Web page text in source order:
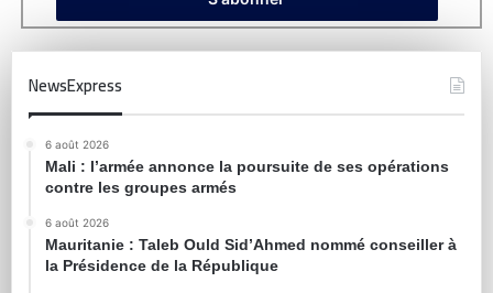
NewsExpress
6 août 2026
Mali : l’armée annonce la poursuite de ses opérations
contre les groupes armés
6 août 2026
Mauritanie : Taleb Ould Sid’Ahmed nommé conseiller à
la Présidence de la République